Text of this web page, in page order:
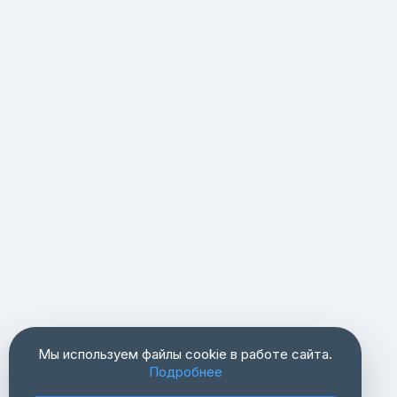
Мы используем файлы cookie в работе сайта.
Подробнее